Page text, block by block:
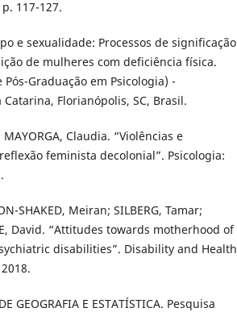
117-127.
e sexualidade: Processos de significação
de mulheres com deficiência física.
Graduação em Psicologia) -
Florianópolis, SC, Brasil.
Claudia. “Violências e
feminista decolonial”. Psicologia:
SHAKED, Meiran; SILBERG, Tamar;
David. “Attitudes towards motherhood of
disabilities”. Disability and Health
GEOGRAFIA E ESTATÍSTICA. Pesquisa